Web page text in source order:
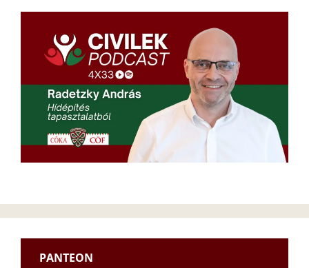
PANTEON